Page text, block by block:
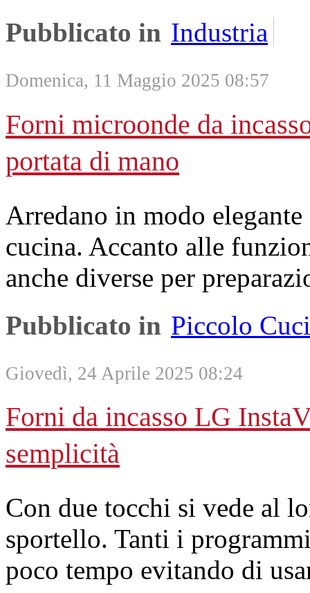
Pubblicato in Industria
Domenica, 11 Maggio 2025 08:57
Forni microonde da
portata di mano
Arredano in modo
cucina. Accanto alle
anche diverse per
Pubblicato in Piccolo
Giovedì, 24 Aprile 2025 08:24
Forni da incasso LG
semplicità
Con due tocchi si vede al
sportello. Tanti i
poco tempo evitando di